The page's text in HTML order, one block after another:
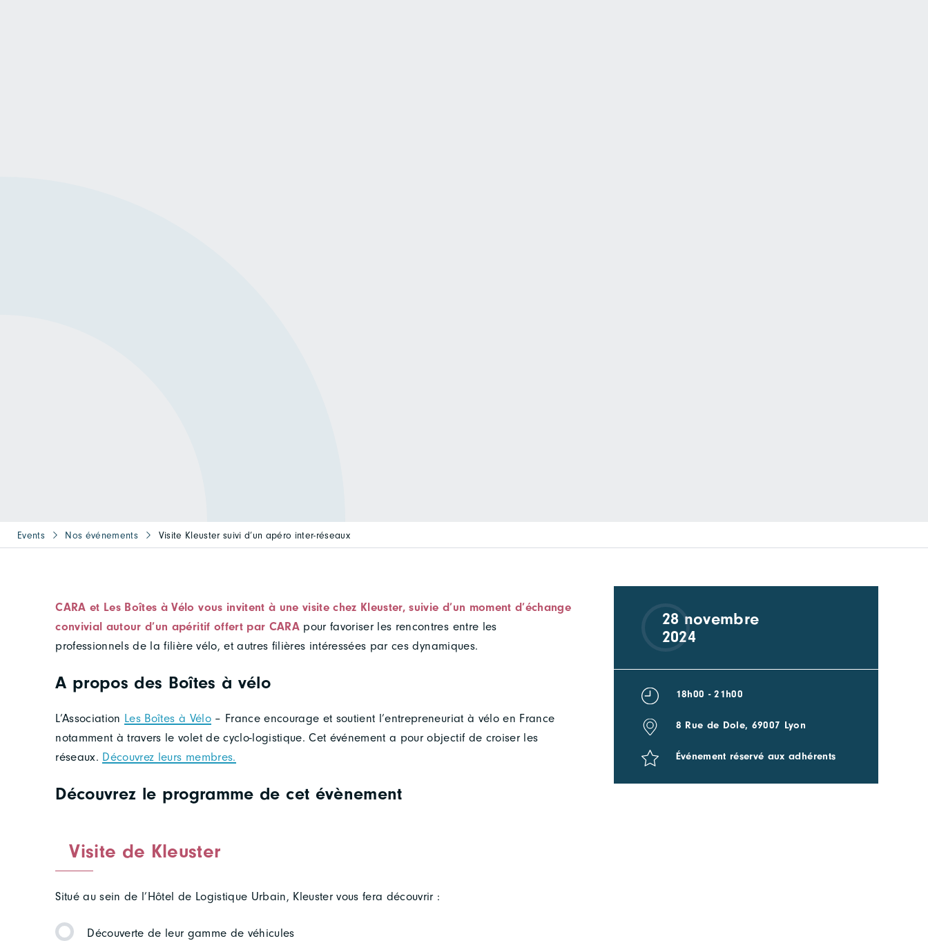
Events Nos événements Visite Kleuster suivi d’un apéro inter-réseaux
CARA et Les Boîtes à Vélo vous invitent à une visite chez Kleuster, suivie d’un moment d’échange
convivial autour d’un apéritif offert par CARApour favoriser les rencontres entre les
professionnels de la filière vélo, et autres filières intéressées par ces dynamiques.
A propos des Boîtes à vélo
L’Association Les Boîtes à Vélo– France encourage et soutient l’entrepreneuriat à vélo en France
notamment à travers le volet de cyclo-logistique. Cet événement a pour objectif de croiser les
réseaux. Découvrez leurs membres.
Découvrez le programme de cet évènement
Visite de Kleuster
Situé au sein de l’Hôtel de Logistique Urbain, Kleuster vous fera découvrir :
Découverte de leur gamme de véhicules
28 novembre
2024
18h00 - 21h00
8 Rue de Dole, 69007 Lyon
Événement réservé aux adhérents